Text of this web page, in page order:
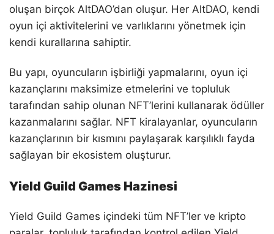
oluşan birçok AltDAO’dan oluşur. Her AltDAO, kendi
oyun içi aktivitelerini ve varlıklarını yönetmek için
kendi kurallarına sahiptir.
Bu yapı, oyuncuların işbirliği yapmalarını, oyun içi
kazançlarını maksimize etmelerini ve topluluk
tarafından sahip olunan NFT’lerini kullanarak ödüller
kazanmalarını sağlar. NFT kiralayanlar, oyuncuların
kazançlarının bir kısmını paylaşarak karşılıklı fayda
sağlayan bir ekosistem oluşturur.
Yield Guild Games Hazinesi
Yield Guild Games içindeki tüm NFT’ler ve kripto